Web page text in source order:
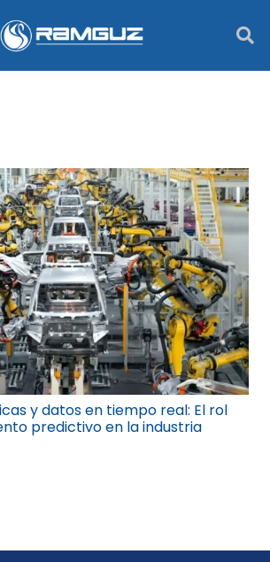
y datos en tiempo real: El rol
predictivo en la industria